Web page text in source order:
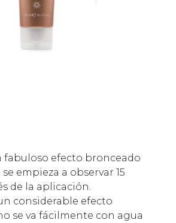
fabuloso efecto bronceado
empieza a observar 15
de la aplicación.
considerable efecto
se va fácilmente con agua